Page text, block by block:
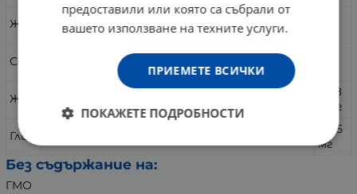
Жълт пчелен восък
Соев лецитин
Желатин
121,8
5 мг
Глицерин
47,15
мг
Без съдържание на:
ГМО
предоставили или която са събрали от
вашето използване на техните услуги.
ПРИЕМЕТЕ ВСИЧКИ
ПОКАЖЕТЕ ПОДРОБНОСТИ